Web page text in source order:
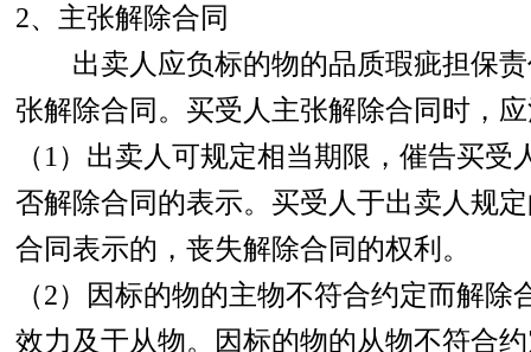
2、主张解除合同
出卖人应负标的物的品质瑕疵担保责
张解除合同。买受人主张解除合同时，
（1）出卖人可规定相当期限，催告买受
否解除合同的表示。买受人于出卖人规
合同表示的，丧失解除合同的权利。
（2）因标的物的主物不符合约定而解除
效力及于从物。因标的物的从物不符合